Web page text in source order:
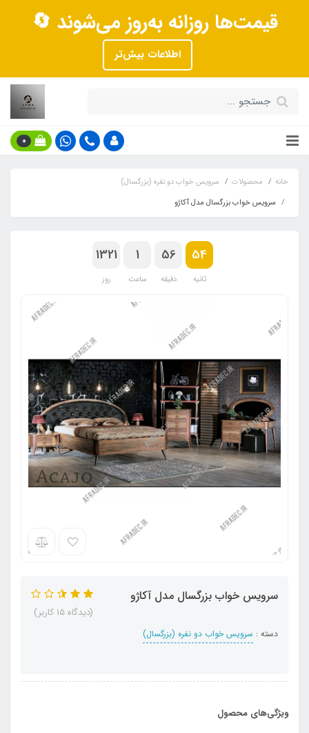
قیمت‌ها روزانه به‌روز می‌شوند 🔄
اطلاعات بیش‌تر
0
خانه محصولات
سرویس خواب دو نفره (بزرگسال)
سرویس خواب بزرگسال مدل آکاژو
1321
روز
1
ساعت
56
دقیقه
53
ثانیه
سرویس خواب بزرگسال مدل آکاژو
دسته : سرویس خواب دو نفره (بزرگسال)
(دیدگاه 15 کاربر)
ویژگی‌های محصول